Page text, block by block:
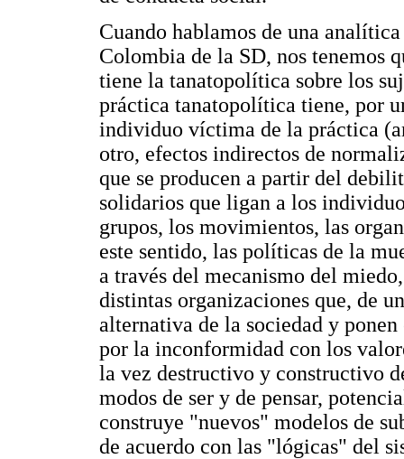
Cuando hablamos de una
Colombia de la SD, nos tenemos
tiene la tanatopolítica sobre los
práctica tanatopolítica tiene, por
individuo víctima de la práctica
otro, efectos indirectos de
que se producen a partir del
solidarios que ligan a los
grupos, los movimientos, las
este sentido, las políticas de la
a través del mecanismo del
distintas organizaciones que, de
alternativa de la sociedad y
por la inconformidad con los
la vez destructivo y constructivo
modos de ser y de pensar,
construye "nuevos" modelos de
de acuerdo con las "lógicas" del